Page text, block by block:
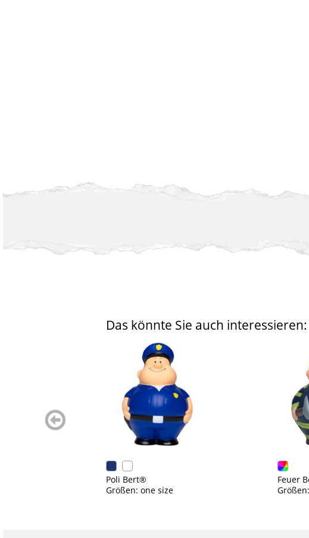
Das könnte Sie auch interessieren:
Poli Bert®
Größen: one size
Feuer
zurück
blättern